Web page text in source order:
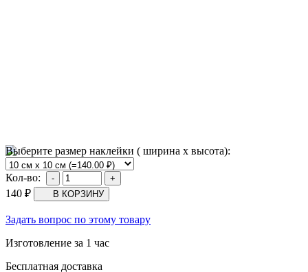
Выберите размер наклейки ( ширина х высота):
Кол-во:
140 ₽
Задать вопрос по этому товару
Изготовление за 1 час
Бесплатная доставка